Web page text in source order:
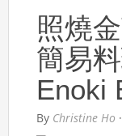
照燒
簡易
Enoki
By Christine Ho ·